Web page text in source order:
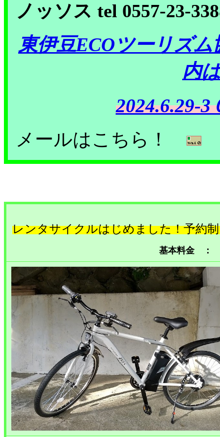
ノッソス tel 0557-23-
東伊豆ECOツーリズ
内
2024.6.29-
メールはこちら！
レンタサイクルはじめました！予約
基本料金 ：